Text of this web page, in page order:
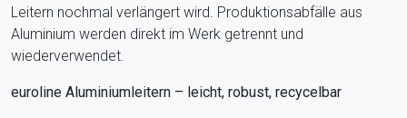
Leitern nochmal verlängert wird. Produktionsabfälle aus
Aluminium werden direkt im Werk getrennt und
wiederverwendet.
euroline Aluminiumleitern – leicht, robust, recycelbar